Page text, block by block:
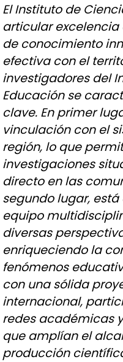
El Instituto de
articular
de conocimiento
efectiva con el
investigadores del
Educación se
clave. En primer
vinculación con el
región, lo que
investigaciones
directo en las
segundo lugar,
equipo
diversas
enriqueciendo la
fenómenos
con una sólida
internacional,
redes académicas
que amplían el
producción